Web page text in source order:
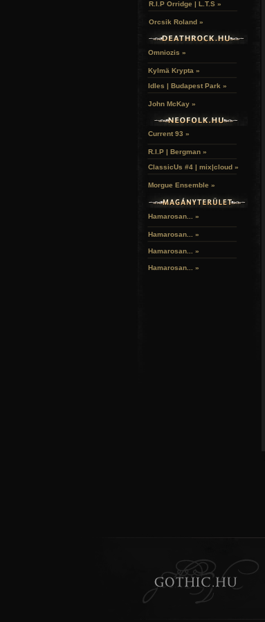
R.I.P Orridge | L.T.S »
Orcsik Roland »
Omniozis »
Kylmä Krypta »
Idles | Budapest Park »
John McKay »
Current 93 »
R.I.P | Bergman »
ClassicUs #4 | mix|cloud »
Morgue Ensemble »
Hamarosan... »
Hamarosan... »
Hamarosan... »
Hamarosan... »